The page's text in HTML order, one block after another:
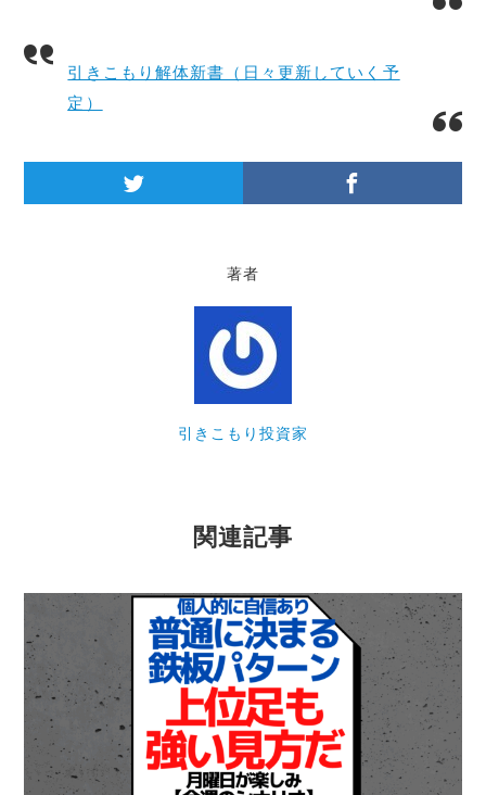
引きこもり解体新書（日々更新していく予
定）
著者
引きこもり投資家
関連記事